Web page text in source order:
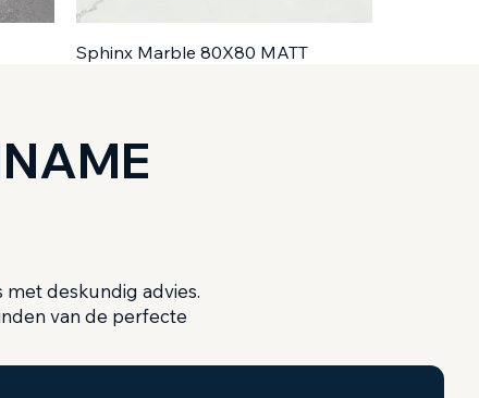
Sphinx Marble 80X80 MATT
deskundig advies.
van de perfecte